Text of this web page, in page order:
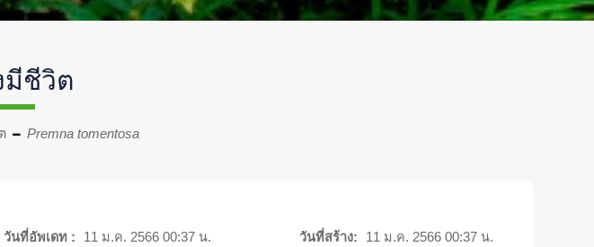
ชีวิต
Premna tomentosa
วันที่อัพเดท : 11 ม.ค. 2566 00:37 น. วันที่สร้าง: 11 ม.ค. 2566 00:37 น.